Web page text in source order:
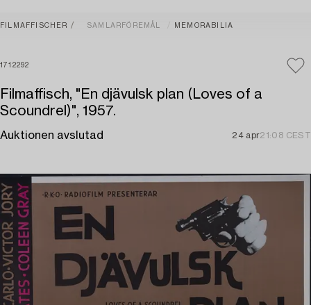
FILMAFFISCHER SAMLARFÖREMÅL MEMORABILIA
1712292
Filmaffisch, "En djävulsk plan (Loves of a
Scoundrel)", 1957.
Auktionen avslutad 24 apr21:08 CEST